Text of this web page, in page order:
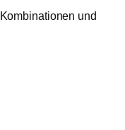
und